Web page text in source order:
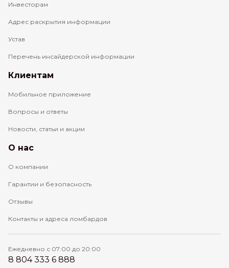
Инвесторам
Адрес раскрытия информации
Устав
Перечень инсайдерской информации
Клиентам
Мобильное приложение
Вопросы и ответы
Новости, статьи и акции
О нас
О компании
Гарантии и безопасность
Отзывы
Контакты и адреса ломбардов
Ежедневно с 07:00 до 20:00
8 804 333 6 888